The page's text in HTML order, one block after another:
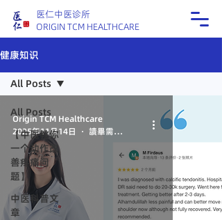
医仁中医诊所
ORIGIN TCM HEALTHCARE
健康知识
All Posts
【中医教你
一个动作改
善疼痛问
题】
中医科普文
章
All Posts
Origin TCM Healthcare
2025年11月14日
讀畢需時 1 分鐘